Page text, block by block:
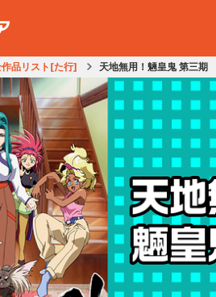
品リスト[た行] 天地無用！魎皇鬼 第三期